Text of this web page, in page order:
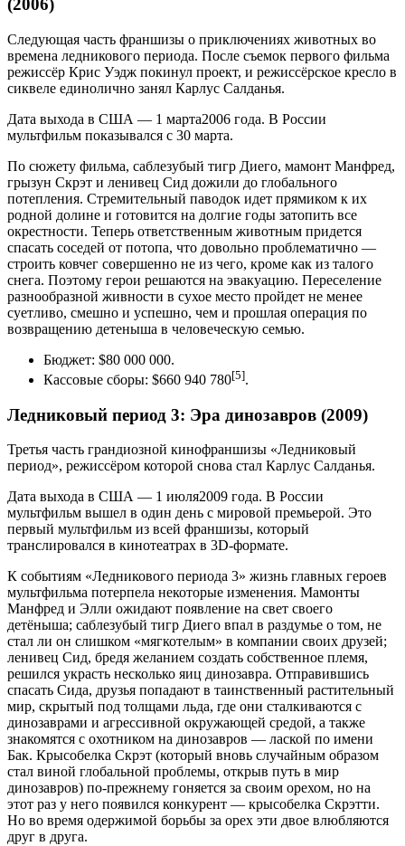
(2006)
Следующая часть франшизы о приключениях животных во
времена ледникового периода. После съемок первого фильма
режиссёр Крис Уэдж покинул проект, и режиссёрское кресло в
сиквеле единолично занял Карлус Салданья.
Дата выхода в США — 1 марта2006 года. В России
мультфильм показывался с 30 марта.
По сюжету фильма, саблезубый тигр Диего, мамонт Манфред,
грызун Скрэт и ленивец Сид дожили до глобального
потепления. Стремительный паводок идет прямиком к их
родной долине и готовится на долгие годы затопить все
окрестности. Теперь ответственным животным придется
спасать соседей от потопа, что довольно проблематично —
строить ковчег совершенно не из чего, кроме как из талого
снега. Поэтому герои решаются на эвакуацию. Переселение
разнообразной живности в сухое место пройдет не менее
суетливо, смешно и успешно, чем и прошлая операция по
возвращению детеныша в человеческую семью.
Бюджет: $80 000 000.
Кассовые сборы: $660 940 780[5].
Ледниковый период 3: Эра динозавров (2009)
Третья часть грандиозной кинофраншизы «Ледниковый
период», режиссёром которой снова стал Карлус Салданья.
Дата выхода в США — 1 июля2009 года. В России
мультфильм вышел в один день с мировой премьерой. Это
первый мультфильм из всей франшизы, который
транслировался в кинотеатрах в 3D-формате.
К событиям «Ледникового периода 3» жизнь главных героев
мультфильма потерпела некоторые изменения. Мамонты
Манфред и Элли ожидают появление на свет своего
детёныша; саблезубый тигр Диего впал в раздумье о том, не
стал ли он слишком «мягкотелым» в компании своих друзей;
ленивец Сид, бредя желанием создать собственное племя,
решился украсть несколько яиц динозавра. Отправившись
спасать Сида, друзья попадают в таинственный растительный
мир, скрытый под толщами льда, где они сталкиваются с
динозаврами и агрессивной окружающей средой, а также
знакомятся с охотником на динозавров — лаской по имени
Бак. Крысобелка Скрэт (который вновь случайным образом
стал виной глобальной проблемы, открыв путь в мир
динозавров) по-прежнему гоняется за своим орехом, но на
этот раз у него появился конкурент — крысобелка Скрэтти.
Но во время одержимой борьбы за орех эти двое влюбляются
друг в друга.